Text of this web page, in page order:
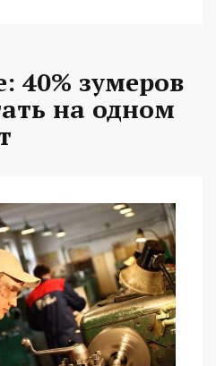
40% зумеров
на одном